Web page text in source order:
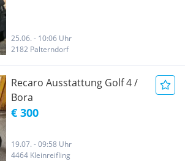
25.06. - 10:06 Uhr
2182 Palterndorf
Recaro Ausstattung Golf 4 /
Bora
€ 300
19.07. - 09:58 Uhr
4464 Kleinreifling